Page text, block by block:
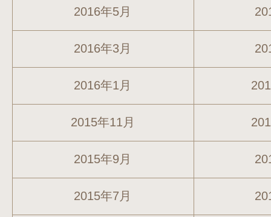
2016年5月
2016年3月
2016年1月
2015年11月
2015年9月
2015年7月